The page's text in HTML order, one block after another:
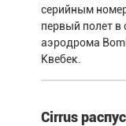
серийным
первый полет в
аэродрома
Квебек.
Cirrus